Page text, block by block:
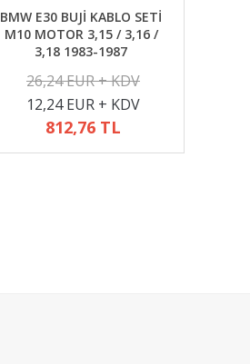
BMW E30 BUJİ KABLO SETİ
M10 MOTOR 3,15 / 3,16 /
3,18 1983-1987
26,24 EUR + KDV
12,24 EUR + KDV
812,76 TL